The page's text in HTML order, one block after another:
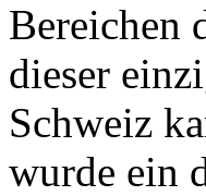
Bereichen
dieser
Schweiz
wurde ein